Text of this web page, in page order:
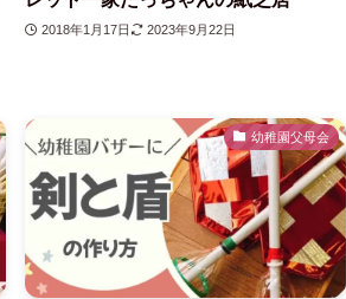
2018年1月17日 2023年9月22日
幼稚園父母会